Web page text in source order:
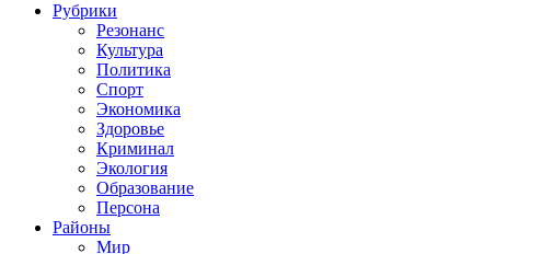
Рубрики
Резонанс
Культура
Политика
Спорт
Экономика
Здоровье
Криминал
Экология
Образование
Персона
Районы
Мир